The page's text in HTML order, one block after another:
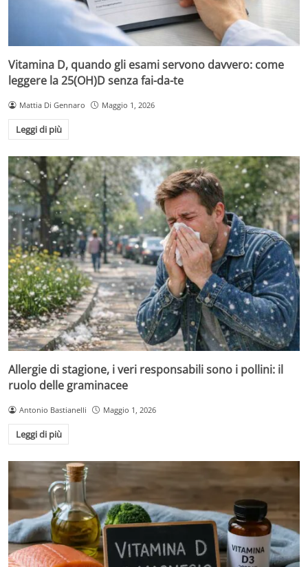
Vitamina D, quando gli esami servono davvero: come
leggere la 25(OH)D senza fai-da-te
Mattia Di Gennaro Maggio 1, 2026
Leggi di più
Allergie di stagione, i veri responsabili sono i pollini: il
ruolo delle graminacee
Antonio Bastianelli Maggio 1, 2026
Leggi di più